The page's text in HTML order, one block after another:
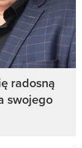
radosną
swojego